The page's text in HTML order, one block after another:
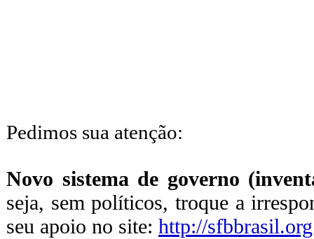
Pedimos sua atenção:
Novo sistema de governo
seja, sem políticos, troque a
seu apoio no site: http://sfbbrasil.org